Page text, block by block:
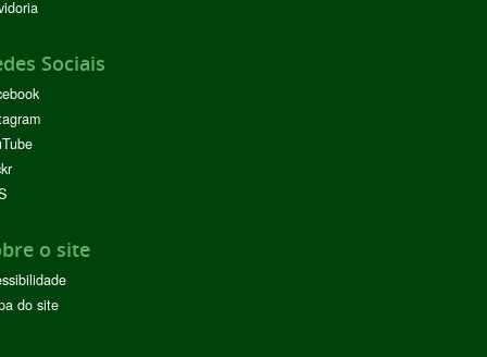
Sociais
o site
do site